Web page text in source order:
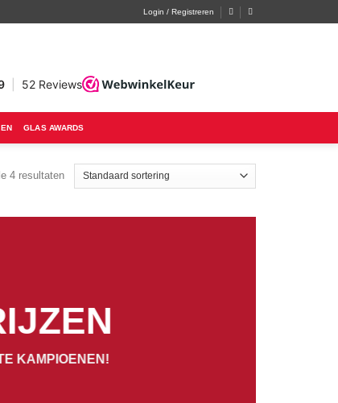
Login / Registreren
GLAS AWARDS
4 resultaten
KAMPIOENEN!